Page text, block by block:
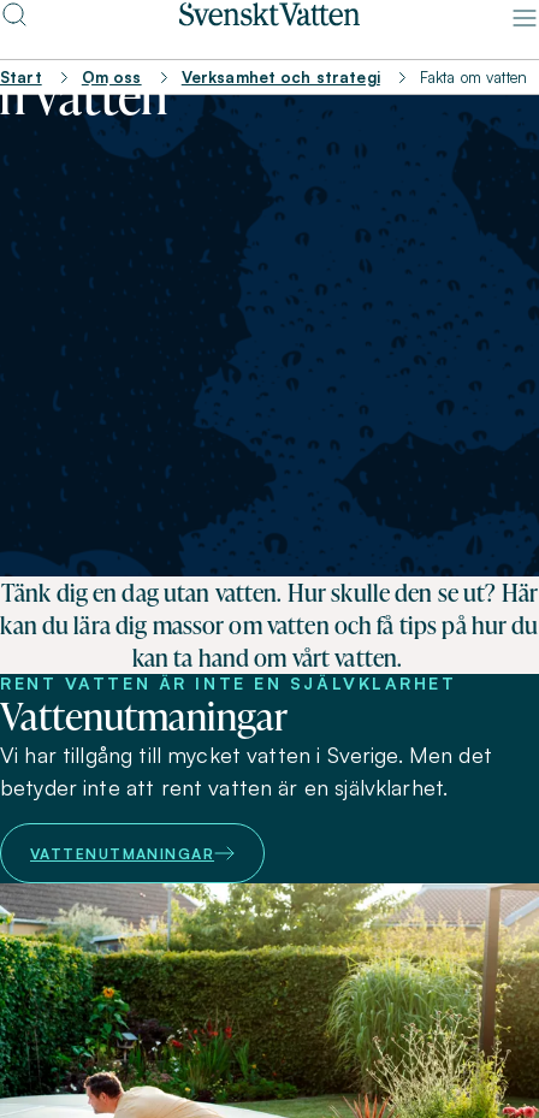
Start Om oss Verksamhet och strategi Fakta om vatten
vatten
Tänk dig en dag utan vatten. Hur skulle den se ut? Här
kan du lära dig massor om vatten och få tips på hur du
kan ta hand om vårt vatten.
RENT VATTEN ÄR INTE EN SJÄLVKLARHET
Vattenutmaningar
Vi har tillgång till mycket vatten i Sverige. Men det
betyder inte att rent vatten är en självklarhet.
VATTENUTMANINGAR